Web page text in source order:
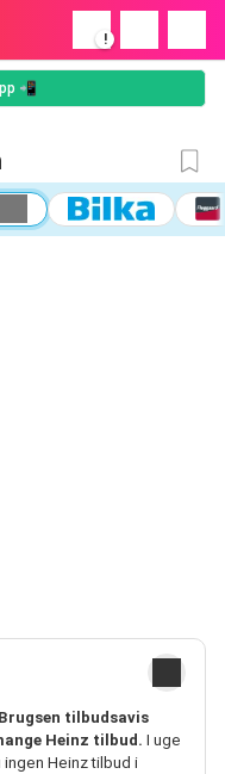
!
📲
tilbudsavis
Heinz tilbud. I uge
ingen Heinz tilbud i